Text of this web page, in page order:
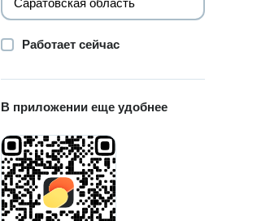
Работает сейчас
В приложении еще удобнее